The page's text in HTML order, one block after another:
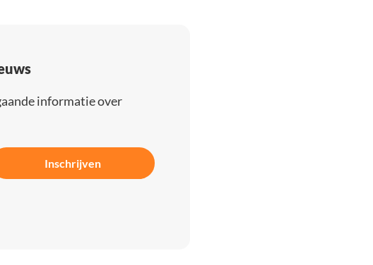
informatie over
Inschrijven